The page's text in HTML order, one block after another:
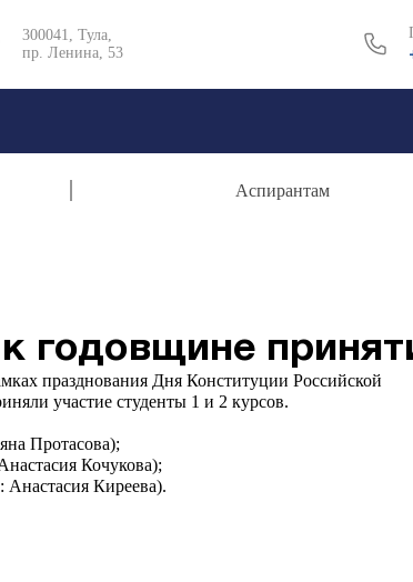
300041, Тула,
пр. Ленина, 53
Аспирантам
годовщине
празднования Дня Конституции Российской
участие студенты 1 и 2 курсов.
Протасова);
Кочукова);
Анастасия Киреева).